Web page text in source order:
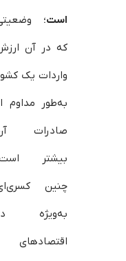
است؛
که در آن
واردات یک
به‌طور مداوم
صادرات
بیشتر
چنین
به‌ویژه
اقتصادهای